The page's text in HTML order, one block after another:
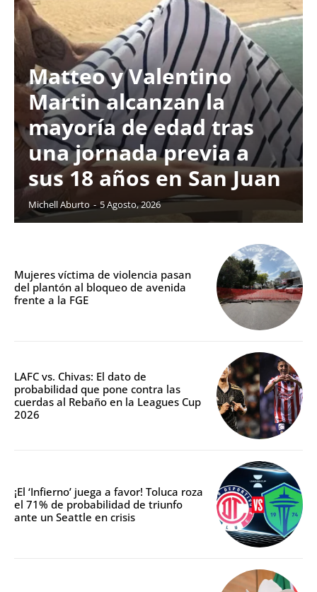
Matteo y Valentino
Martin alcanzan la
mayoría de edad tras
una jornada previa a
sus 18 años en San Juan
Michell Aburto - 5 Agosto, 2026
Mujeres víctima de violencia pasan
del plantón al bloqueo de avenida
frente a la FGE
LAFC vs. Chivas: El dato de
probabilidad que pone contra las
cuerdas al Rebaño en la Leagues Cup
2026
¡El ‘Infierno’ juega a favor! Toluca roza
el 71% de probabilidad de triunfo
ante un Seattle en crisis